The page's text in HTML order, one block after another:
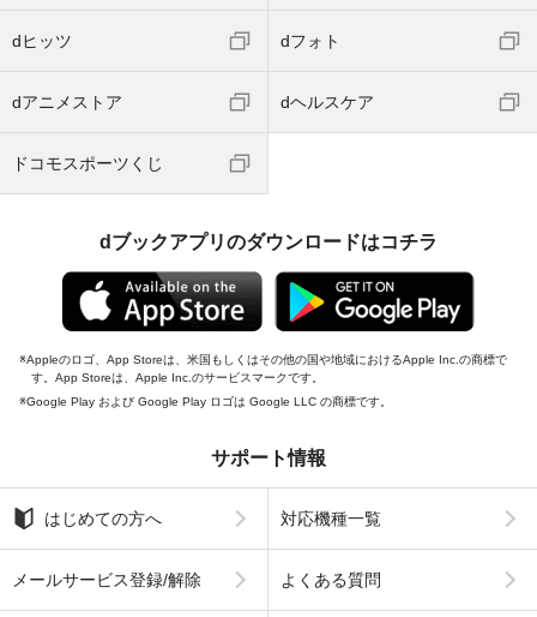
dヒッツ dフォト
dアニメストア dヘルスケア
ドコモスポーツくじ
dブックアプリのダウンロードはコチラ
Appleのロゴ、App Storeは、米国もしくはその他の国や地域におけるApple Inc.の商標で
す。App Storeは、Apple Inc.のサービスマークです。
Google Play および Google Play ロゴは Google LLC の商標です。
サポート情報
はじめての方へ 対応機種一覧
メールサービス登録/解除 よくある質問